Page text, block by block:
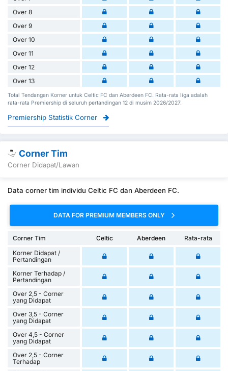
Over 8
Over 9
Over 10
Over 11
Over 12
Over 13
Total Tendangan Korner untuk Celtic FC dan Aberdeen FC. Rata-rata liga adalah
rata-rata Premiership di seluruh pertandingan 12 di musim 2026/2027.
Premiership Statistik Corner
Corner Tim
Corner Didapat/Lawan
Data corner tim individu Celtic FC dan Aberdeen FC.
DATA FOR PREMIUM MEMBERS ONLY
Corner Tim Celtic Aberdeen
Rata-rata
Korner Didapat /
Pertandingan
Korner Terhadap /
Pertandingan
Over 2,5 - Corner
yang Didapat
Over 3,5 - Corner
yang Didapat
Over 4,5 - Corner
yang Didapat
Over 2,5 - Corner
Terhadap